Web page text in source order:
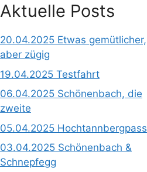
Aktuelle Posts
20.04.2025 Etwas gemütlicher,
aber zügig
19.04.2025 Testfahrt
06.04.2025 Schönenbach, die
zweite
05.04.2025 Hochtannbergpass
03.04.2025 Schönenbach &
Schnepfegg